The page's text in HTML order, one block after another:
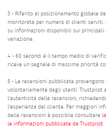
3 - Riferito al posizionamento globale
monitorata per numero di clienti serviti.
su informazioni disponibili sui
variazione.
4 - 60 secondi è il tempo medio di
riceve un segnale di massima priorità
5 - Le recensioni pubblicate
volontariamente dagli utenti. Trustpilot
l'autenticità delle recensioni,
l'esperienza del cliente. Per maggiori
delle recensioni è possibile consultare
le informazioni pubblicate da Trustpilot